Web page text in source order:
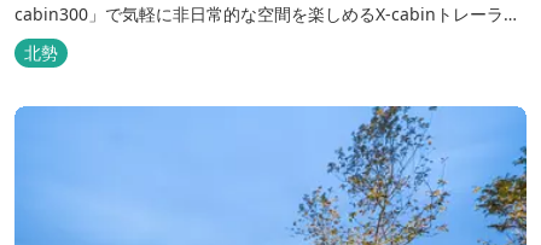
cabin300」で気軽に非日常的な空間を楽しめるX-cabinトレーラー
サイト、日帰り手ぶらBBQやドッグラン・ドッグサロン、貸切サウ
ナ施設などを完備、キャンプしながら併設している片岡温泉「アク
北勢